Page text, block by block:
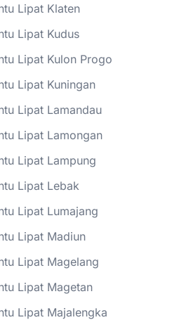
Lipat Klaten
Lipat Kudus
Lipat Kulon Progo
Lipat Kuningan
Lipat Lamandau
Lipat Lamongan
Lipat Lampung
Lipat Lebak
Lipat Lumajang
Lipat Madiun
Lipat Magelang
Lipat Magetan
Lipat Majalengka